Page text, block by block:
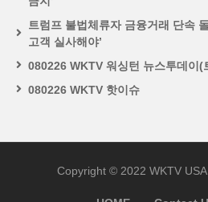
트럼프 불법체류자 금융거래 단속
고객 실사해야’
080226 WKTV 워싱턴 뉴스투데이(
080226 WKTV 핫이슈
Copyright © 2022 WKTV USA